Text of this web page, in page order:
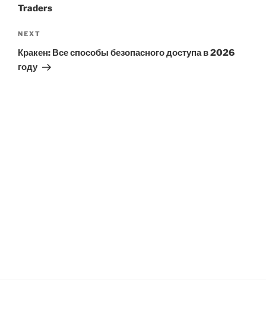
Traders
Next
Post
NEXT
Кракен: Все способы безопасного доступа в 2026
году